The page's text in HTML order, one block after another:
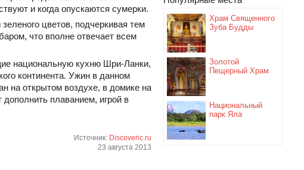
Храм Священного
Зуба Будды
Золотой
Пещерный Храм
Национальный
парк Яла
и когда опускаются сумерки.
цветов, подчеркивая тем
что вполне отвечает всем
национальную кухню Шри-Ланки,
континента. Ужин в данном
на открытом воздухе, в домике на
плаванием, игрой в
Источник: Discoveric.ru
23 августа 2013